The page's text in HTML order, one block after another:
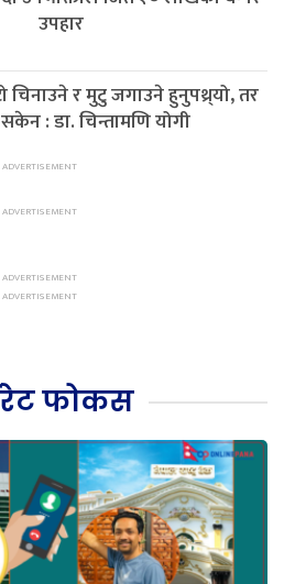
उपहार
चिनाउने र मुटु जगाउने हुनुपथ्र्यो, तर
: डा. चिन्तामणि योगी
फोकस